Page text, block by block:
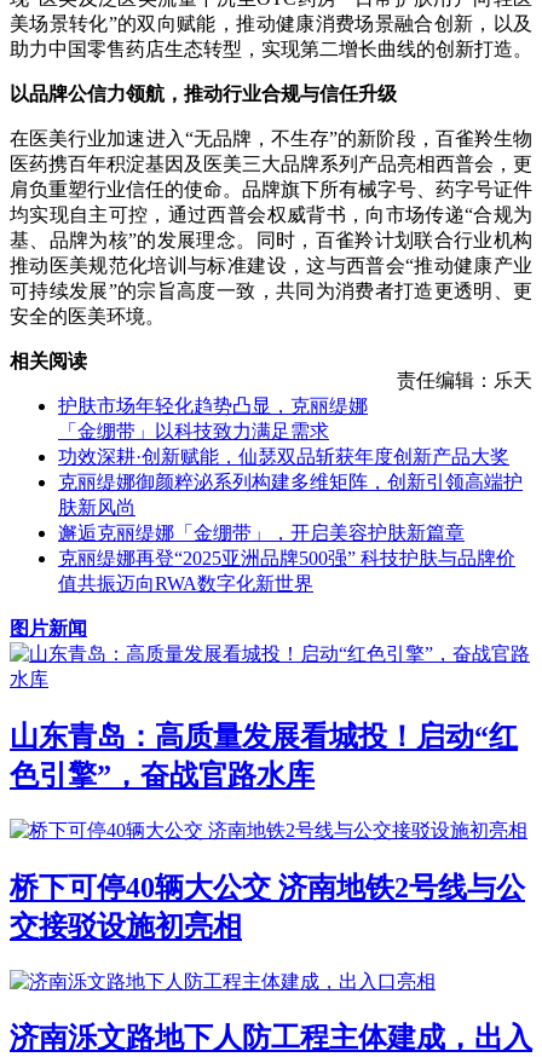
美场景转化”的双向赋能，推动健康消费场景融合创新，以及
助力中国零售药店生态转型，实现第二增长曲线的创新打造。
以品牌公信力领航，推动行业合规与信任升级
在医美行业加速进入“无品牌，不生存”的新阶段，百雀羚生物
医药携百年积淀基因及医美三大品牌系列产品亮相西普会，更
肩负重塑行业信任的使命。品牌旗下所有械字号、药字号证件
均实现自主可控，通过西普会权威背书，向市场传递“合规为
基、品牌为核”的发展理念。同时，百雀羚计划联合行业机构
推动医美规范化培训与标准建设，这与西普会“推动健康产业
可持续发展”的宗旨高度一致，共同为消费者打造更透明、更
安全的医美环境。
责任编辑：乐天
相关阅读
护肤市场年轻化趋势凸显，克丽缇娜
「金绷带」以科技致力满足需求
功效深耕·创新赋能，仙瑟双品斩获年度创新产品大奖
克丽缇娜御颜粹泌系列构建多维矩阵，创新引领高端护
肤新风尚
邂逅克丽缇娜「金绷带」，开启美容护肤新篇章
克丽缇娜再登“2025亚洲品牌500强” 科技护肤与品牌价
值共振迈向RWA数字化新世界
图片新闻
山东青岛：高质量发展看城投！启动“红
色引擎”，奋战官路水库
桥下可停40辆大公交 济南地铁2号线与公
交接驳设施初亮相
济南泺文路地下人防工程主体建成，出入